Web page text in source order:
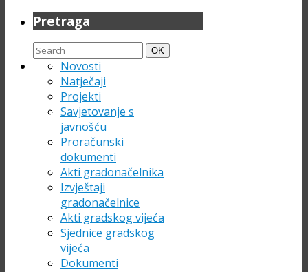
Pretraga
Search
for:
Search
OK
Novosti
Natječaji
Projekti
Savjetovanje s
javnošću
Proračunski
dokumenti
Akti gradonačelnika
Izvještaji
gradonačelnice
Akti gradskog vijeća
Sjednice gradskog
vijeća
Dokumenti